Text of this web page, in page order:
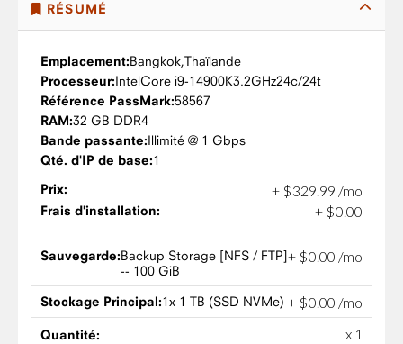
RÉSUMÉ
Emplacement:Bangkok,Thaïlande
Processeur:IntelCore i9-14900K3.2GHz24c/24t
Référence PassMark:58567
RAM:32 GB DDR4
Bande passante:Illimité @ 1 Gbps
Qté. d'IP de base:1
Prix:
+ $329 99 /mo
Frais d'installation: + $0.00
Sauvegarde:Backup Storage [NFS / FTP]
-- 100 GiB
+ $0.00 /mo
Stockage Principal:1x 1 TB (SSD NVMe) + $0.00 /mo
Quantité: x 1